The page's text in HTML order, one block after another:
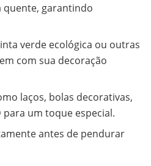
quente, garantindo
verde ecológica ou outras
com sua decoração
laços, bolas decorativas,
para um toque especial.
antes de pendurar